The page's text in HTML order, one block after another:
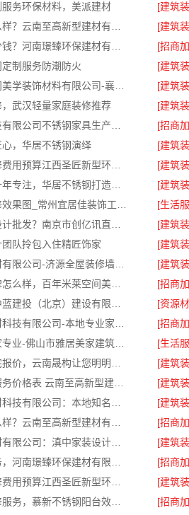
务环保材料，美派建材 [建筑
[建筑
[招商
制服务防潮防火 [建筑
[建筑
武汉轻量家庭装修推荐 [建筑
[招商
，华居不锈钢演绎 [建筑
[建筑
[建筑
[生活
[建筑
队拎包入住精匠饰家 [建筑
[建筑
[招商
[资源
[招商
[生活
[建筑
[建筑
[建筑
[招商
[建筑
[招商
[建筑
[招商